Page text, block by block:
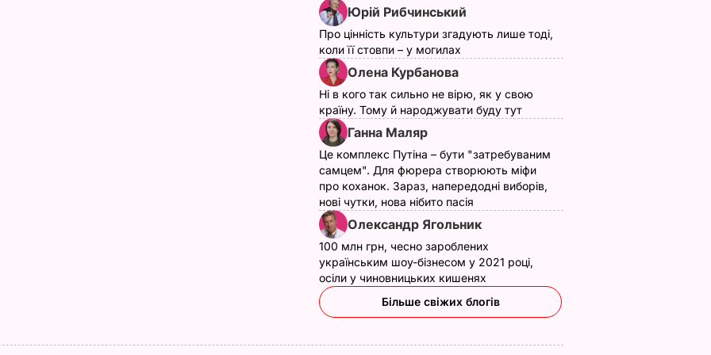
Юрій Рибчинський
Про цінність культури згадують лише тоді,
коли її стовпи – у могилах
Олена Курбанова
Ні в кого так сильно не вірю, як у свою
країну. Тому й народжувати буду тут
Ганна Маляр
Це комплекс Путіна – бути "затребуваним
самцем". Для фюрера створюють міфи
про коханок. Зараз, напередодні виборів,
нові чутки, нова нібито пасія
Олександр Ягольник
100 млн грн, чесно зароблених
українським шоу-бізнесом у 2021 році,
осіли у чиновницьких кишенях
Більше свіжих блогів